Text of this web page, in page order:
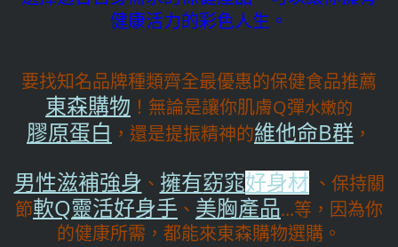
健康活力的彩色人生。
要找知名品牌種類齊全最優惠的保健食品推薦
東森購物 ！無論是讓你肌膚Q彈水嫩的
膠原蛋白 ，還是提振精神的維他命B群 ，
男性滋補強身 、 擁有窈窕好身材 、保持關
節軟Q靈活好身手 、 美胸產品...等，因為你
的健康所需，都能來東森購物選購。